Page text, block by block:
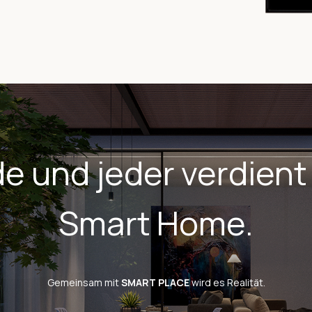
und jeder
Smart Home.
Gemeinsam mitSMART PLACEwird es Realität.